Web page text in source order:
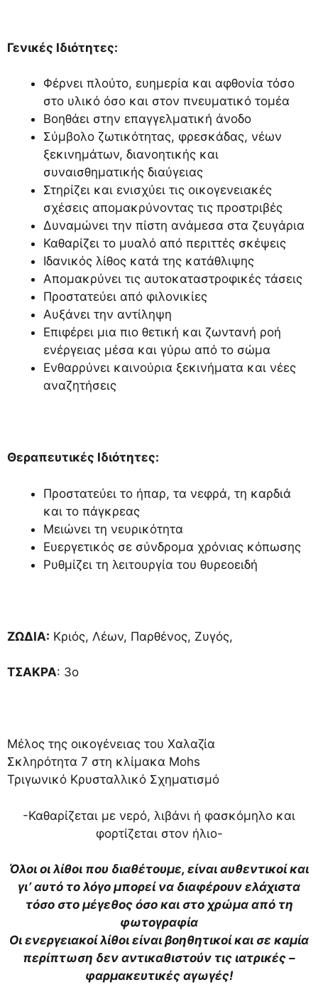
Γενικές Ιδιότητες:
Φέρνει πλούτο, ευημερία και αφθονία τόσο
στο υλικό όσο και στον πνευματικό τομέα
Βοηθάει στην επαγγελματική άνοδο
Σύμβολο ζωτικότητας, φρεσκάδας, νέων
ξεκινημάτων, διανοητικής και
συναισθηματικής διαύγειας
Στηρίζει και ενισχύει τις οικογενειακές
σχέσεις απομακρύνοντας τις προστριβές
Δυναμώνει την πίστη ανάμεσα στα ζευγάρια
Καθαρίζει το μυαλό από περιττές σκέψεις
Ιδανικός λίθος κατά της κατάθλιψης
Απομακρύνει τις αυτοκαταστροφικές τάσεις
Προστατεύει από φιλονικίες
Αυξάνει την αντίληψη
Επιφέρει μια πιο θετική και ζωντανή ροή
ενέργειας μέσα και γύρω από το σώμα
Ενθαρρύνει καινούρια ξεκινήματα και νέες
αναζητήσεις
Θεραπευτικές Ιδιότητες:
Προστατεύει το ήπαρ, τα νεφρά, τη καρδιά
και το πάγκρεας
Μειώνει τη νευρικότητα
Ευεργετικός σε σύνδρομα χρόνιας κόπωσης
Ρυθμίζει τη λειτουργία του θυρεοειδή
ΖΩΔΙΑ: Κριός, Λέων, Παρθένος, Ζυγός,
ΤΣΑΚΡΑ: 3ο
Μέλος της οικογένειας του Χαλαζία
Σκληρότητα 7 στη κλίμακα Mohs
Τριγωνικό Κρυσταλλικό Σχηματισμό
-Καθαρίζεται με νερό, λιβάνι ή φασκόμηλο και
φορτίζεται στον ήλιο-
Όλοι οι λίθοι που διαθέτουμε, είναι αυθεντικοί και
γι’ αυτό το λόγο μπορεί να διαφέρουν ελάχιστα
τόσο στο μέγεθος όσο και στο χρώμα από τη
φωτογραφία
Οι ενεργειακοί λίθοι είναι βοηθητικοί και σε καμία
περίπτωση δεν αντικαθιστούν τις ιατρικές –
φαρμακευτικές αγωγές!